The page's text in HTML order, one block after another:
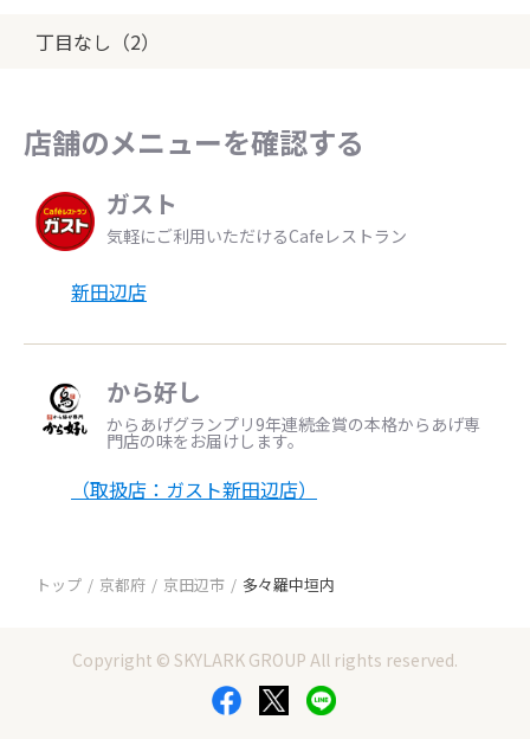
丁目なし（2）
店舗のメニューを確認する
ガスト
気軽にご利用いただけるCafeレストラン
新田辺店
から好し
からあげグランプリ9年連続金賞の本格からあげ専
門店の味をお届けします。
（取扱店：ガスト新田辺店）
トップ 京都府 京田辺市 多々羅中垣内
Copyright © SKYLARK GROUP All rights reserved.